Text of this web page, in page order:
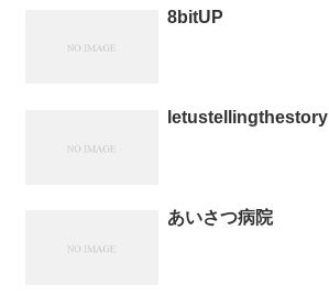
8bitUP
letustellingthestory
あいさつ病院